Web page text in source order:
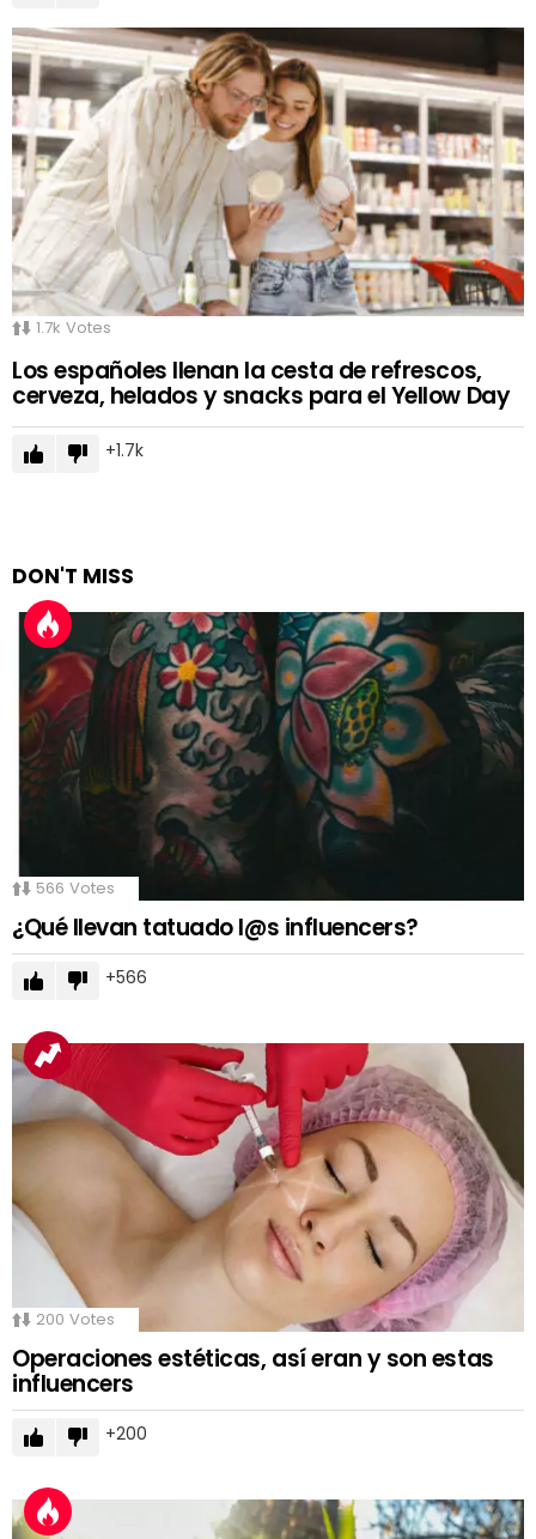
1.7k Votes
Los españoles llenan la cesta de refrescos,
cerveza, helados y snacks para el Yellow Day
1.7k
DON'T MISS
566 Votes
¿Qué llevan tatuado l@s influencers?
566
200 Votes
Operaciones estéticas, así eran y son estas
influencers
200